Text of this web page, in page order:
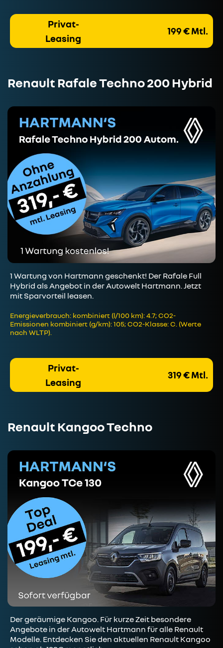
Privat-
Leasing
199 € Mtl.
Renault Rafale Techno 200 Hybrid
1 Wartung von Hartmann geschenkt! Der Rafale Full
Hybrid als Angebot in der Autowelt Hartmann. Jetzt
mit Sparvorteil leasen.
Energieverbrauch: kombiniert (l/100 km): 4.7; CO2-
Emissionen kombiniert (g/km): 105; CO2-Klasse: C. (Werte
nach WLTP).
Privat-
Leasing
319 € Mtl.
Renault Kangoo Techno
Der geräumige Kangoo. Für kurze Zeit besondere
Angebote in der Autowelt Hartmann für alle Renault
Modelle. Entdecken Sie den aktuellen Renault Kangoo